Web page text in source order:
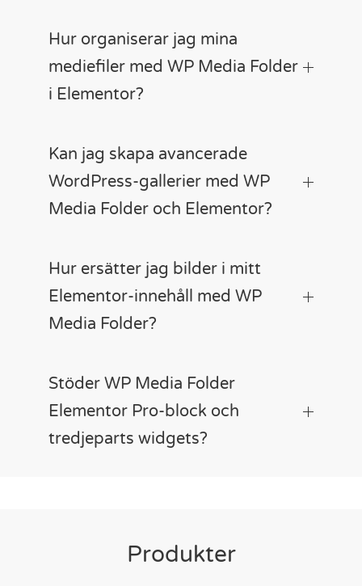
Hur organiserar jag mina
mediefiler med WP Media Folder
i Elementor?
Kan jag skapa avancerade
WordPress-gallerier med WP
Media Folder och Elementor?
Hur ersätter jag bilder i mitt
Elementor-innehåll med WP
Media Folder?
Stöder WP Media Folder
Elementor Pro-block och
tredjeparts widgets?
Produkter